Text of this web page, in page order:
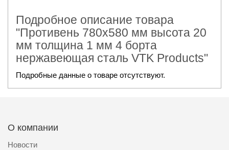
Подробное описание товара
"Противень 780х580 мм высота 20
мм толщина 1 мм 4 борта
нержавеющая сталь VTK Products"
Подробные данные о товаре отсутствуют.
О компании
Новости